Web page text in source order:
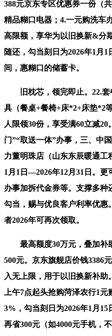
388元京东专区优惠券一份（
精品糊口电器；4.一元购洗车
高限额，享华为以旧换新&分
随还，勾当刻日为2026年1月
间，惠糊口的储蓄卡。
旧枕芯，领完即止。22.套
具（餐桌+餐椅+床*2+床垫*2
人限领30份，享受满60立减
门”“取送一体”办事，三、中
力董明珠店（山东东辰暖通工
1月1日—2026年12月31日。
办事加拆代金券等。支撑多
勾当，赐与优良客户利率优惠
者2026年可再次领取。
最高额度30万元，叠加补
500元。京东旗舰店价钱3386
入无上限，用于以旧换新补助
上午7点起头抢购菏泽农行1
3%，勾当刻日为2026年1月
再省300元（如4000元手机，